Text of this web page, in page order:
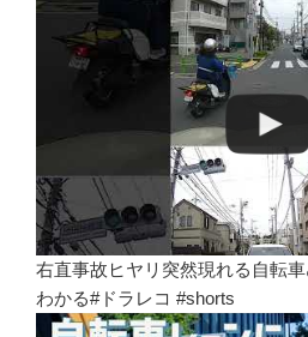
右直事故ヒヤリ突然現れる自転車
わかる#ドラレコ #shorts